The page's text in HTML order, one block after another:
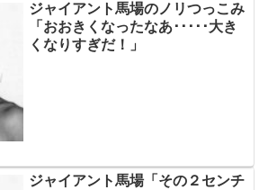
ジャイアント馬場のノリつっこみ
「おおきくなったなあ･････大き
くなりすぎだ！」
ジャイアント馬場「その２センチ